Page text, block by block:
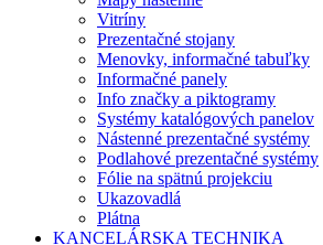
Vitríny
Prezentačné stojany
Menovky, informačné tabuľky
Informačné panely
Info značky a piktogramy
Systémy katalógových panelov
Nástenné prezentačné systémy
Podlahové prezentačné systémy
Fólie na spätnú projekciu
Ukazovadlá
Plátna
KANCELÁRSKA TECHNIKA